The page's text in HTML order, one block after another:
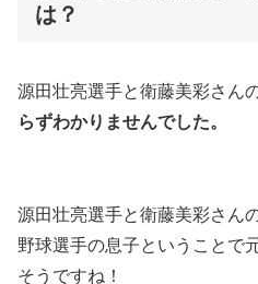
は？
源田壮亮選手と衛藤美彩さん
らずわかりませんでした。
源田壮亮選手と衛藤美彩さん
野球選手の息子ということで
そうですね！